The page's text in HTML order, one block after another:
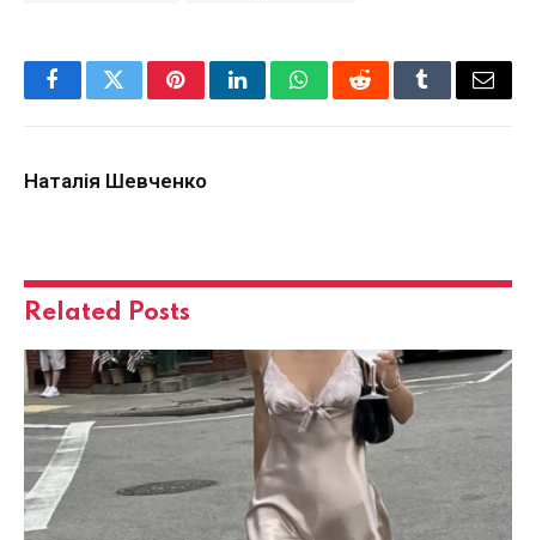
FacebookTwitterPinterestLinkedInWhatsAppRedditTumblrEmail
Наталія Шевченко
Related Posts